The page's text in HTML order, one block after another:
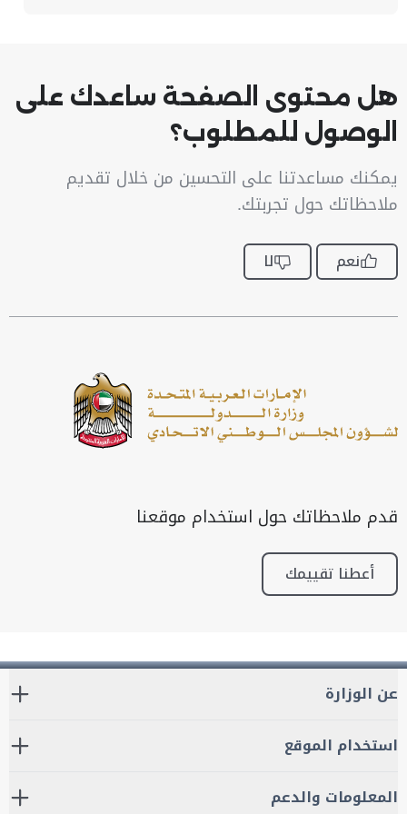
هل محتوى الصفحة ساعدك على
الوصول للمطلوب؟
يمكنك مساعدتنا على التحسين من خلال تقديم
ملاحظاتك حول تجربتك.
نعم لا
قدم ملاحظاتك حول استخدام موقعنا
أعطنا تقييمك
عن الوزارة
استخدام الموقع
المعلومات والدعم